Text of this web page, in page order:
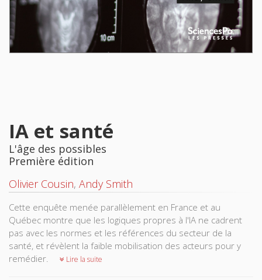
IA et santé
L'âge des possibles
Première édition
Olivier Cousin, Andy Smith
Cette enquête menée parallèlement en France et au
Québec montre que les logiques propres à l'IA ne cadrent
pas avec les normes et les références du secteur de la
santé, et révèlent la faible mobilisation des acteurs pour y
remédier.
Lire la suite